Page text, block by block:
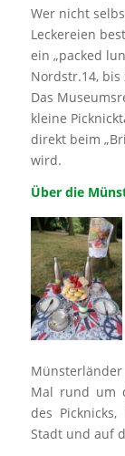
Wer nicht
Leckereien
ein „packed
Nordstr.14, bis
Das
kleine
direkt beim
wird.
Über die
Mal rund um
des
Stadt und auf